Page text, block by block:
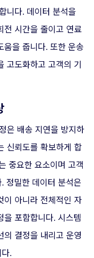
니다. 데이터 분석을
전 시간을 줄이고 연료
움을 줍니다. 또한 운송
고도화하고 고객의 기
은 배송 지연을 방지하
신뢰도를 확보하게 합
중요한 요소이며 고객
정밀한 데이터 분석은
이 아니라 전체적인 자
을 포함합니다. 시스템
의 결정을 내리고 운영
.